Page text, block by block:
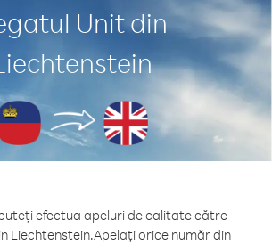
Unit din
efectua apeluri de calitate către
Liechtenstein.Apelați orice număr din